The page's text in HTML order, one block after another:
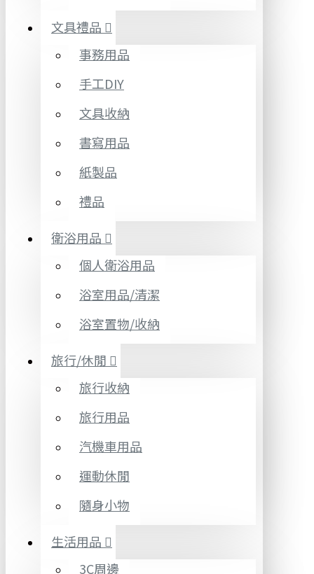
文具禮品
事務用品
手工DIY
文具收納
書寫用品
紙製品
禮品
衛浴用品
個人衛浴用品
浴室用品/清潔
浴室置物/收納
旅行/休閒
旅行收納
旅行用品
汽機車用品
運動休閒
隨身小物
生活用品
3C周邊